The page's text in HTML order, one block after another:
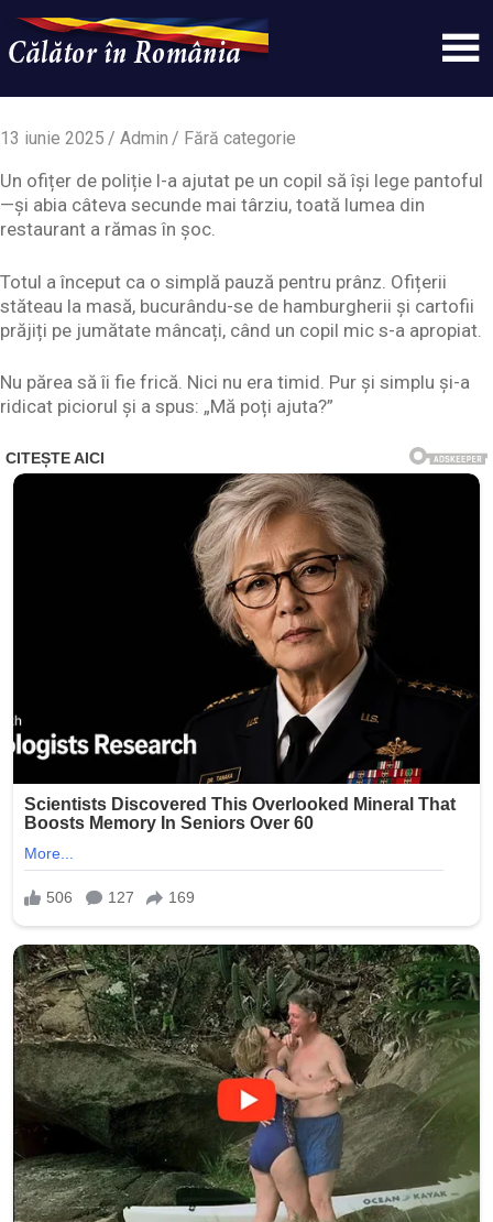
content
Calatorinromania
simplu
WordPress
13 iunie 2025 Admin Fără categorie
Un ofițer de poliție l-a ajutat pe un copil să își lege pantoful
—și abia câteva secunde mai târziu, toată lumea din
restaurant a rămas în șoc.
Totul a început ca o simplă pauză pentru prânz. Ofițerii
stăteau la masă, bucurându-se de hamburgherii și cartofii
prăjiți pe jumătate mâncați, când un copil mic s-a apropiat.
Nu părea să îi fie frică. Nici nu era timid. Pur și simplu și-a
ridicat piciorul și a spus: „Mă poți ajuta?”